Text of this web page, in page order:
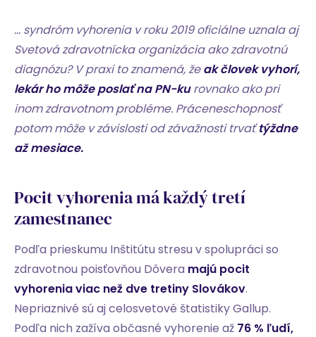
… syndróm vyhorenia v roku 2019 oficiálne uznala aj
Svetová zdravotnícka organizácia ako zdravotnú
diagnózu? V praxi to znamená, žeak človek vyhorí,
lekár ho môže poslať na PN-kurovnako ako pri
inom zdravotnom probléme. Práceneschopnosť
potom môže v závislosti od závažnosti trvaťtýždne
až mesiace.
Pocit vyhorenia má každý tretí
zamestnanec
Podľa prieskumu Inštitútu stresu v spolupráci so
zdravotnou poisťovňou Dôvera majú pocit
vyhorenia viac než dve tretiny Slovákov.
Nepriaznivé sú aj celosvetové štatistiky Gallup.
Podľa nich zažíva občasné vyhorenie až 76 % ľudí,